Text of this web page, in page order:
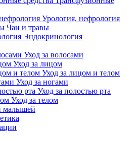
Урология, нефрология
Чаи и травы
Эндокринология
Уход за волосами
Уход за лицом
Уход за лицом и телом
Уход за ногами
Уход за полостью рта
Уход за телом
малышей